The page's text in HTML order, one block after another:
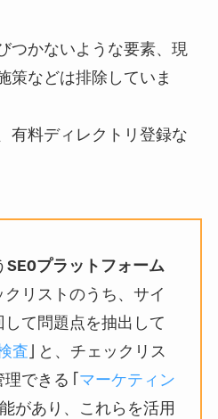
つかないような要素、現
策などは排除していま
有料ディレクトリ登録な
SEOプラットフォーム
リストのうち、サイ
して問題点を抽出して
査 」と、チェックリス
できる「 マーケティン
能があり、これらを活用